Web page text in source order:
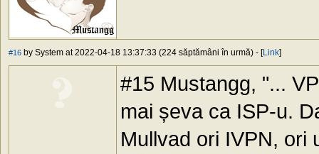
#16 by System at 2022-04-18 13:37:33 (224 săptămâni în urmă) - [Link]
#15 Mustangg, "...
mai șeva ca ISP-u.
Mullvad ori IVPN, ori